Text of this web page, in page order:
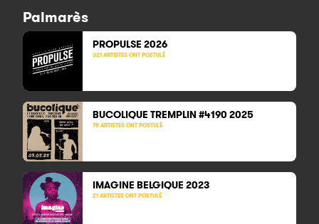
Palmarès
PROPULSE 2026
321 ARTISTES ONT POSTULÉ
BUCOLIQUE TREMPLIN #4190 2025
78 ARTISTES ONT POSTULÉ
IMAGINE BELGIQUE 2023
21 ARTISTES ONT POSTULÉ